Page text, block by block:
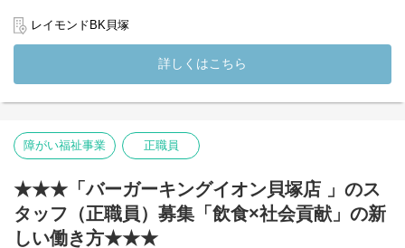
お仕事の舞台は、世界的に有名なハンバーガーショップ「バーガ
ーキング」。
ハンバーガーづくりの補助や、商品の受け渡し、店内の片付けな
ど、店舗運営に関わるお仕事を担当していただきます。
「飲食店で働いたことがない」
「久しぶりのお仕事で心配」
そんな方もご安心ください。
世界基準のわかりやすいマニュアルと、支援員・店舗スタッフの
サポートがあるので、できることから少しずつスタートできま
す。はじめは洗い物や後片付け、簡単な調理補助などから慣れて
いき、少しずつ接客や商品づくりにもチャレンジできます。
レイモンドBK貝塚
詳しくはこちら
障がい福祉事業 正職員
★★★「バーガーキングイオン貝塚店 」のス
タッフ（正職員）募集「飲食×社会貢献」の新
しい働き方★★★